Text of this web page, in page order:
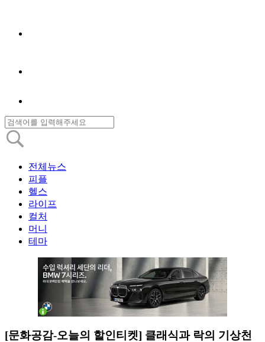
전체뉴스
피플
헬스
라이프
컬처
머니
테마
[문화공감-오늘의 할인티켓] 클래식과 락의 기상천